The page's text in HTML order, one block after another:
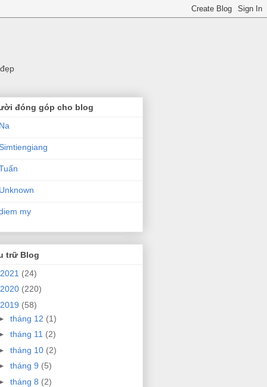
đóng góp cho blog
Na
Unknown
my
trữ Blog
2021 (24)
2020 (220)
2019 (58)
tháng 12 (1)
tháng 11 (2)
tháng 10 (2)
tháng 9 (5)
tháng 8 (2)